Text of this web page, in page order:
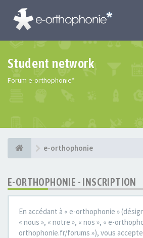
Student network
Forum e-orthophonie*
e-orthophonie
E-ORTHOPHONIE - INSCRIPTION
En accédant à « e-orthophonie »
« nous », « notre », « nos », « e-
orthophonie.fr/forums »), vous